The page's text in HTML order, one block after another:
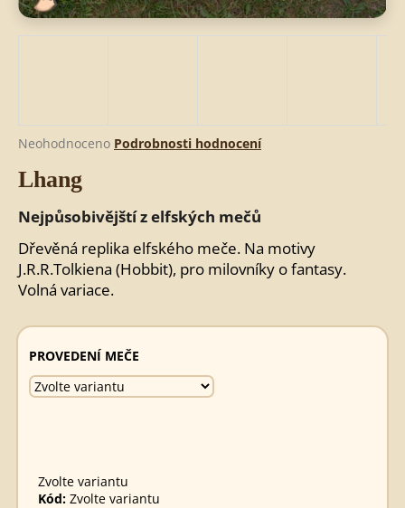
Průměrné
produktu
0,0
z
5
hvězdiček.
Neohodnoceno Podrobnosti hodnocení
Lhang
Nejpůsobivějští z elfských mečů
Dřevěná replika elfského meče. Na motivy
J.R.R.Tolkiena (Hobbit), pro milovníky o fantasy.
Volná variace.
PROVEDENÍ MEČE
Zvolte variantu
Kód: Zvolte variantu
D
p
r
u
č
u
j
e
m